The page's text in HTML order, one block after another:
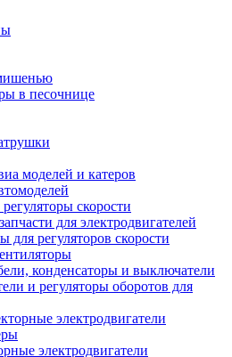
в песочнице
моделей и катеров
скорости
для электродвигателей
для регуляторов скорости
конденсаторы и выключатели
и регуляторы оборотов для
электродвигатели
электродвигатели